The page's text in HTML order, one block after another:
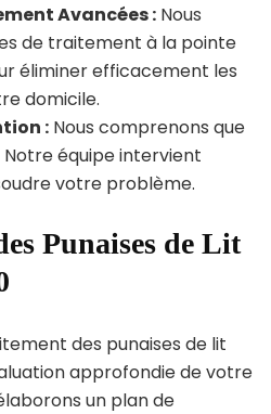
Avancées : Nous
de traitement à la pointe
éliminer efficacement les
domicile.
: Nous comprenons que
équipe intervient
votre problème.
Punaises de Lit
des punaises de lit
approfondie de votre
un plan de